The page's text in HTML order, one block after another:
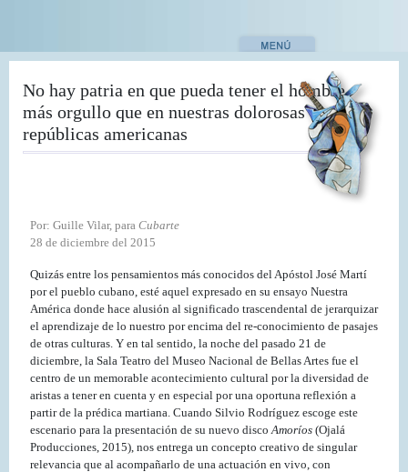
contenido
No hay patria en que pueda tener el hombre
más orgullo que en nuestras dolorosas
repúblicas americanas
Por: Guille Vilar, para Cubarte
28 de diciembre del 2015
Quizás entre los pensamientos más conocidos del Apóstol José Martí
por el pueblo cubano, esté aquel expresado en su ensayo Nuestra
América donde hace alusión al significado trascendental de jerarquizar
el aprendizaje de lo nuestro por encima del re-conocimiento de pasajes
de otras culturas. Y en tal sentido, la noche del pasado 21 de
diciembre, la Sala Teatro del Museo Nacional de Bellas Artes fue el
centro de un memorable acontecimiento cultural por la diversidad de
aristas a tener en cuenta y en especial por una oportuna reflexión a
partir de la prédica martiana. Cuando Silvio Rodríguez escoge este
escenario para la presentación de su nuevo discoAmoríos (Ojalá
Producciones, 2015), nos entrega un concepto creativo de singular
relevancia que al acompañarlo de una actuación en vivo, con